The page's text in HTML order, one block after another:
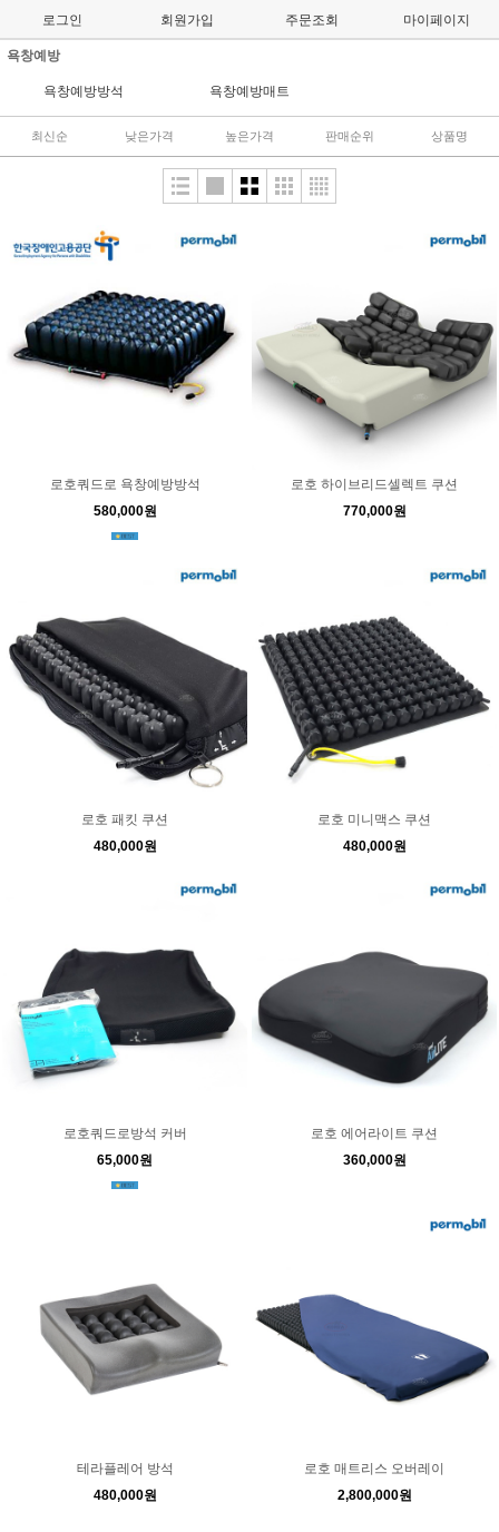
로그인 회원가입 주문조회 마이페이지
욕창예방
욕창예방방석 욕창예방매트
최신순 낮은가격 높은가격 판매순위 상품명
로호쿼드로 욕창예방방석
580,000원
로호 하이브리드셀렉트 쿠션
770,000원
로호 패킷 쿠션
480,000원
로호 미니맥스 쿠션
480,000원
로호쿼드로방석 커버
65,000원
로호 에어라이트 쿠션
360,000원
테라플레어 방석
480,000원
로호 매트리스 오버레이
2,800,000원